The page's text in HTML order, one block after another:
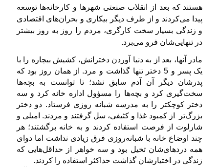
هستند که بعد از انقلاب صنعتی شهرها و کارخانه‌ها توسعه
پیدا می‌کردند و از طرف دیگر بیکاری و بحران‌های اقتصادی
و زندگی بسیار سخت کارگری، مردم را روز به روز بیشتر
در تنهایی‌شان فرو می‌برد.
مادر آنها، بعد از به دنیا آوردن دخترانش، کشیش بیچاره را با
یک پسر و 5 دختر تنها گذاشت و مرد. از همان روز بود که
پدرشان دیگر آن آدم سابق نشد؛ تا توانست به بچه‌ها
سخت‌گیری کرد و بچه‌ها را مسؤول اداره خانه کرد و سه
دختر كوچكتر را به مدرسه شبانه روزی فرستاد. دو دختر
بزرگ‌تر از کمبود غذا و کثیفی، سل گرفتند و مردند. امیلی و
شارلوت از فرصت استفاده کردند و به خانه برگشتند؛ هر
چند اوضاع خانه با شبانه‌روزی فرق زیادی نداشت اما دوای
همه دردهای‌شان تخیل بود و سه خواهر از حداقل‌هایی که
زندگی در اختیارشان گذاشت حداکثر استفاده را کردند.